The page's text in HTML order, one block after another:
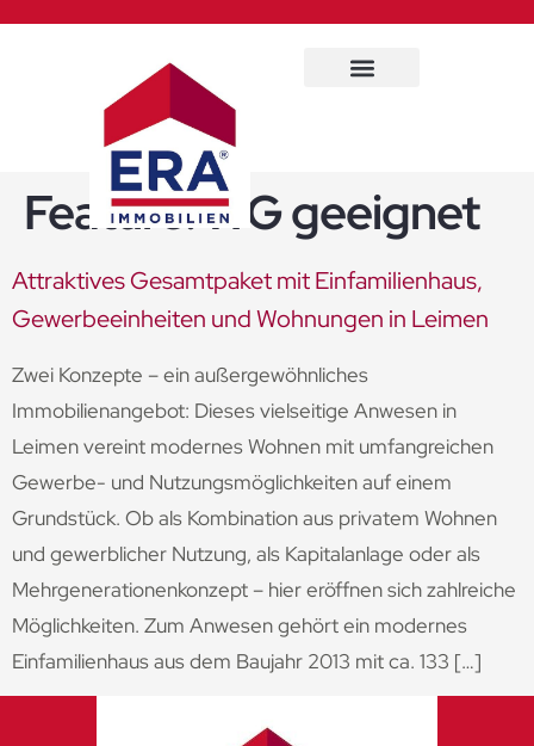
Feature:WG geeignet
Attraktives Gesamtpaket mit Einfamilienhaus,
Gewerbeeinheiten und Wohnungen in Leimen
Zwei Konzepte – ein außergewöhnliches
Immobilienangebot: Dieses vielseitige Anwesen in
Leimen vereint modernes Wohnen mit umfangreichen
Gewerbe- und Nutzungsmöglichkeiten auf einem
Grundstück. Ob als Kombination aus privatem Wohnen
und gewerblicher Nutzung, als Kapitalanlage oder als
Mehrgenerationenkonzept – hier eröffnen sich zahlreiche
Möglichkeiten. Zum Anwesen gehört ein modernes
Einfamilienhaus aus dem Baujahr 2013 mit ca. 133 […]